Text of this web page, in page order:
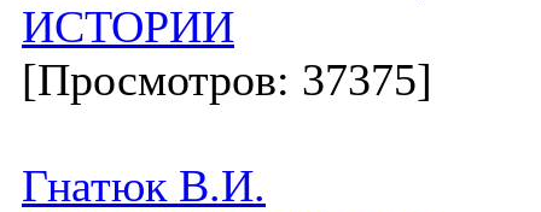
ИСТОРИИ
[Просмотров: 37375]
Гнатюк В.И.